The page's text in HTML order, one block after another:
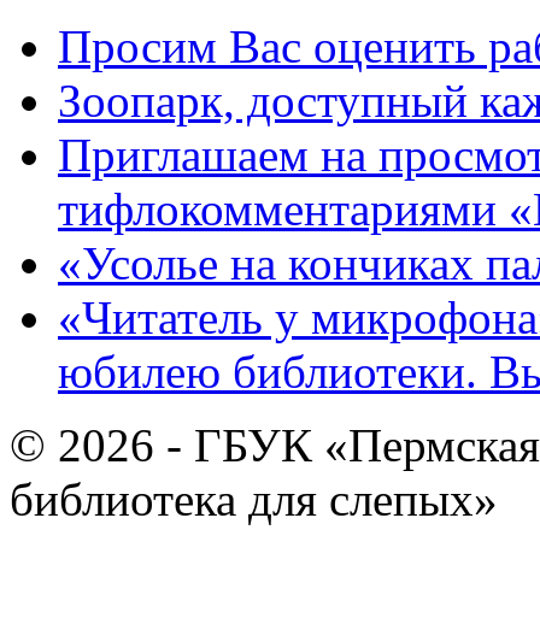
Просим Вас оценить
Зоопарк, доступный
Приглашаем на
тифлокомментариями
«Усолье на кончиках
«Читатель у
юбилею библиотеки.
© 2026 - ГБУК «Пермская
библиотека для слепых»